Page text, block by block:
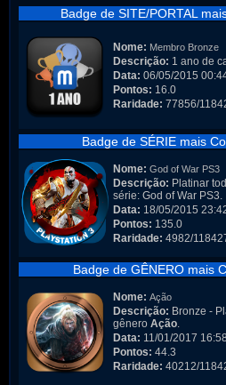
Badge de SITE/PORTAL
Nome: Membro Bronze
Descrição: 1 ano de
Data: 06/05/2015
Pontos: 16.0
Raridade: 77856/
Badge de SÉRIE mais
Nome: God of War PS3
Descrição: Platinar
série: God of War PS3.
Data: 18/05/2015
Pontos: 135.0
Raridade: 4982/
Badge de GÊNERO mais
Nome: Ação
Descrição: Bronze -
gênero Ação.
Data: 11/01/2017
Pontos: 44.3
Raridade: 40212/